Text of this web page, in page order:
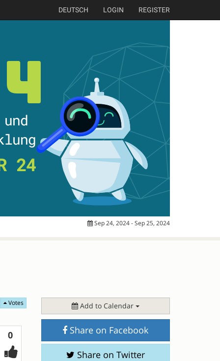
DEUTSCH LOGIN REGISTER
Sep 24, 2024 - Sep 25, 2024
Votes
0Votes
Add to Calendar
Share on Facebook
Share on Twitter